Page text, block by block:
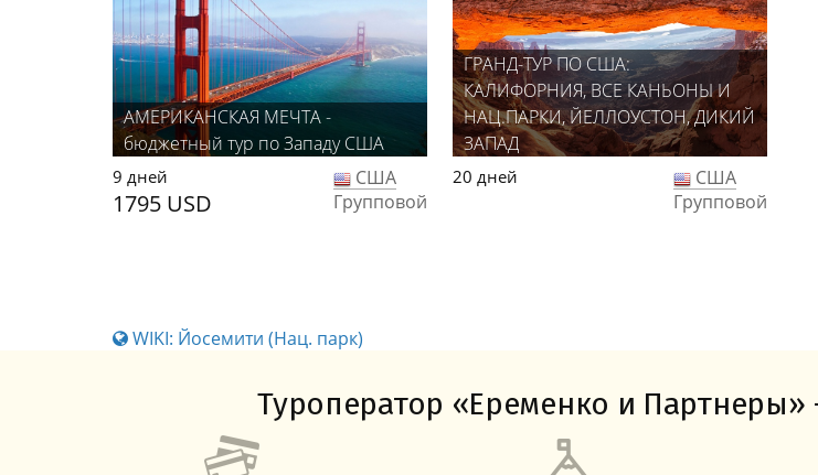
АМЕРИКАНСКАЯ МЕЧТА -
бюджетный тур по Западу США
9 дней
1795 USD
США
Групповой
ГРАНД-ТУР ПО США:
КАЛИФОРНИЯ, ВСЕ КАНЬОНЫ И
НАЦ.ПАРКИ, ЙЕЛЛОУСТОН, ДИКИЙ
ЗАПАД
20 дней
США
Групповой
WIKI: Йосемити (Нац. парк)
Туроператор «Еременко и Партнеры»